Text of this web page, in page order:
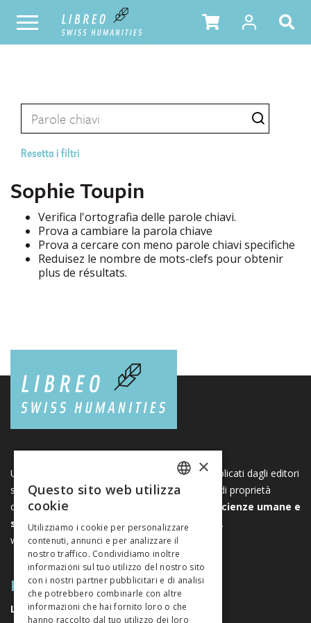
Resetta i filtri
Sophie Toupin
Verifica l'ortografia delle parole chiavi.
Prova a cambiare la parola chiave
Prova a cercare con meno parole chiavi specifiche
Reduisez le nombre de mots-clefs pour obtenir
plus de résultats.
Una piattaforma unica per i libri e le riviste pubblicati dagli editori
svizzeri di scienze umane e sociali. Libreo.ch è di proprietà
dell’
Associazione svizzera degli editori di scienze umane e
sociali. È un’associazione senza scopo di lucro.
www.editeurssuisses.ch
MAPPA DEL SITO
LIBRI
FRENCH
×
Questo sito web utilizza
cookie
Utilizziamo i cookie per personalizzare
contenuti, annunci e per analizzare il
nostro traffico. Condividiamo inoltre
informazioni sul tuo utilizzo del nostro sito
con i nostri partner pubblicitari e di analisi
che potrebbero combinarle con altre
informazioni che hai fornito loro o che
hanno raccolto dal tuo utilizzo dei loro